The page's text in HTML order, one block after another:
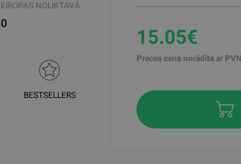
EIROPAS NOLIKTAVĀ
0
BESTSELLERS
15.05€
Preces cena norādīta ar PVN